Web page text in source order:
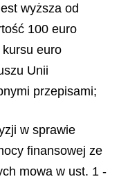
wyższa od
100 euro
kursu euro
Unii
przepisami;
w sprawie
finansowej ze
mowa w ust. 1 -